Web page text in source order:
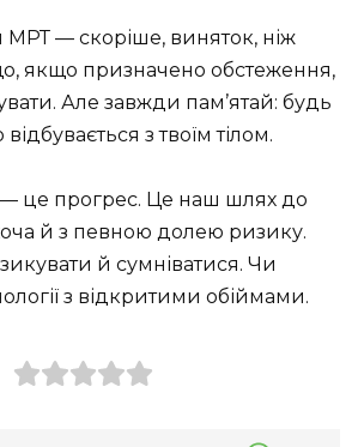
МРТ — скоріше, виняток, ніж
якщо призначено обстеження,
Але завжди пам’ятай: будь
з твоїм тілом.
це прогрес. Це наш шлях до
й з певною долею ризику.
й сумніватися. Чи
з відкритими обіймами.